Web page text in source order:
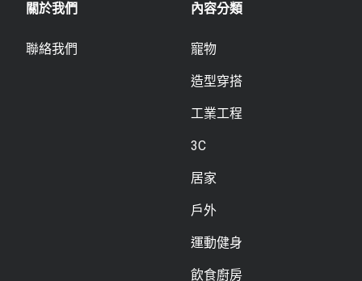
關於我們
聯絡我們
內容分類
寵物
造型穿搭
工業工程
3C
居家
戶外
運動健身
飲食廚房